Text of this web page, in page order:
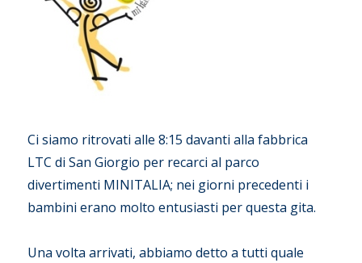
Ci siamo ritrovati alle 8:15 davanti alla fabbrica
LTC di San Giorgio per recarci al parco
divertimenti MINITALIA; nei giorni precedenti i
bambini erano molto entusiasti per questa gita.
Una volta arrivati, abbiamo detto a tutti quale